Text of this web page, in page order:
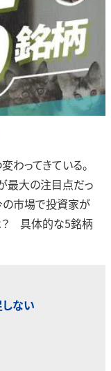
わってきている。
最大の注目点だっ
の市場で投資家が
？ 具体的な5銘柄
ない